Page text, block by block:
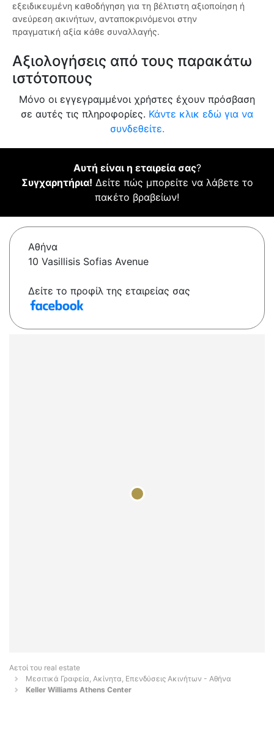
εξειδικευμένη καθοδήγηση για τη βέλτιστη αξιοποίηση ή
ανεύρεση ακινήτων, ανταποκρινόμενοι στην
πραγματική αξία κάθε συναλλαγής.
Αξιολογήσεις από τους παρακάτω
ιστότοπους
Μόνο οι εγγεγραμμένοι χρήστες έχουν πρόσβαση
σε αυτές τις πληροφορίες. Κάντε κλικ εδώ για να
συνδεθείτε.
Αυτή είναι η εταιρεία σας?
Συγχαρητήρια! Δείτε πώς μπορείτε να λάβετε το
πακέτο βραβείων!
Αθήνα
10 Vasillisis Sofias Avenue
Δείτε το προφίλ της εταιρείας σας
Αετοί του real estate
Μεσιτικά Γραφεία, Ακίνητα, Επενδύσεις Ακινήτων - Αθήνα
Keller Williams Athens Center